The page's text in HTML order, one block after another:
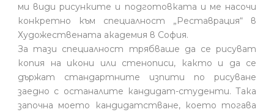
ми види рисунките и подготовката и ме насочи
конкретно към специалност „Реставрация“ в
Художествената академия в София.
За тази специалност трябваше да се рисуват
копия на икони или стенописи, както и да се
държат стандартните изпити по рисуване
заедно с останалите кандидат-студенти. Така
започна моето кандидатстване, което тогава